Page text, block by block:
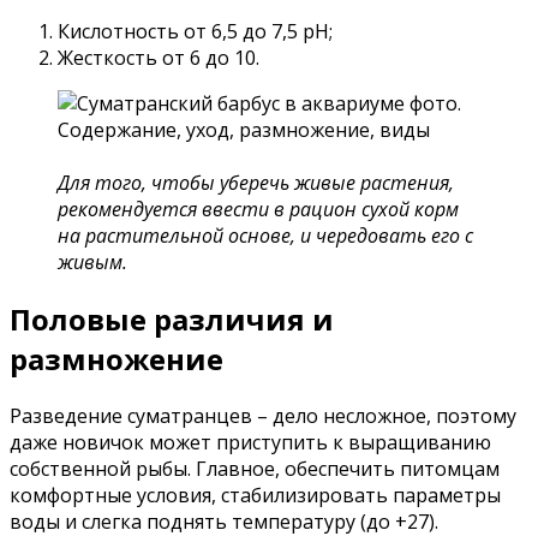
Кислотность от 6,5 до 7,5 рН;
Жесткость от 6 до 10.
Для того, чтобы уберечь живые растения,
рекомендуется ввести в рацион сухой корм
на растительной основе, и чередовать его с
живым.
Половые различия и
размножение
Разведение суматранцев – дело несложное, поэтому
даже новичок может приступить к выращиванию
собственной рыбы. Главное, обеспечить питомцам
комфортные условия, стабилизировать параметры
воды и слегка поднять температуру (до +27).